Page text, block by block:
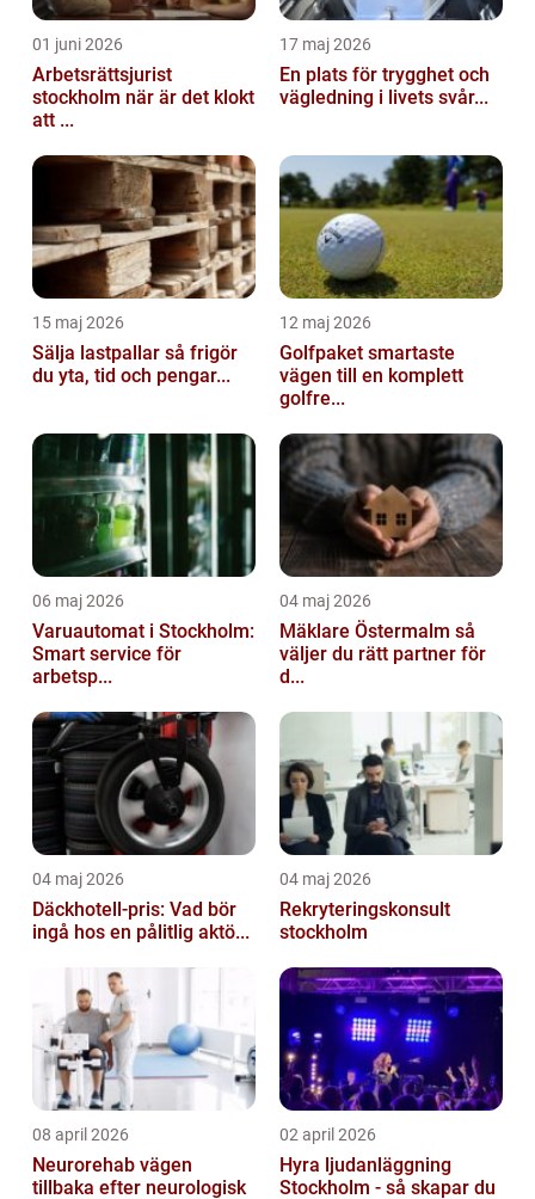
01 juni 2026
Arbetsrättsjurist
stockholm när är det klokt
att ...
17 maj 2026
En plats för trygghet och
vägledning i livets svår...
15 maj 2026
Sälja lastpallar så frigör
du yta, tid och pengar...
12 maj 2026
Golfpaket smartaste
vägen till en komplett
golfre...
06 maj 2026
Varuautomat i Stockholm:
Smart service för
arbetsp...
04 maj 2026
Mäklare Östermalm så
väljer du rätt partner för
d...
04 maj 2026
Däckhotell-pris: Vad bör
ingå hos en pålitlig aktö...
04 maj 2026
Rekryteringskonsult
stockholm
08 april 2026
Neurorehab vägen
tillbaka efter neurologisk
02 april 2026
Hyra ljudanläggning
Stockholm - så skapar du